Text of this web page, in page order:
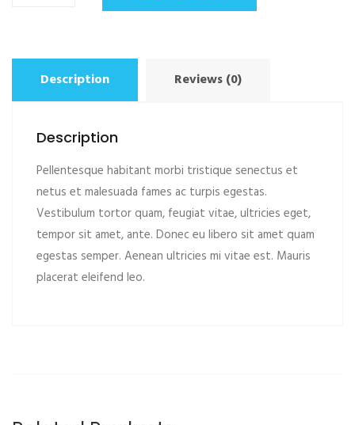
Description Reviews (0)
Description
Pellentesque habitant morbi tristique senectus et
netus et malesuada fames ac turpis egestas.
Vestibulum tortor quam, feugiat vitae, ultricies eget,
tempor sit amet, ante. Donec eu libero sit amet quam
egestas semper. Aenean ultricies mi vitae est. Mauris
placerat eleifend leo.